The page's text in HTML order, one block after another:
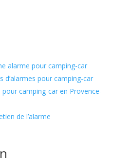
alarme pour camping-car
d’alarmes pour camping-car
camping-car en Provence-
de l’alarme